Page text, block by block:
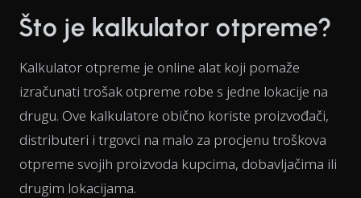
Što je kalkulator otpreme?
Kalkulator otpreme je online alat koji pomaže
izračunati trošak otpreme robe s jedne lokacije na
drugu. Ove kalkulatore obično koriste proizvođači,
distributeri i trgovci na malo za procjenu troškova
otpreme svojih proizvoda kupcima, dobavljačima ili
drugim lokacijama.